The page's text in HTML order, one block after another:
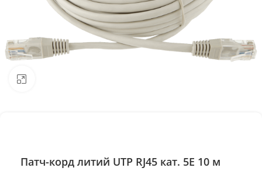
Патч-корд литий UTP RJ45 кат. 5Е 10 м